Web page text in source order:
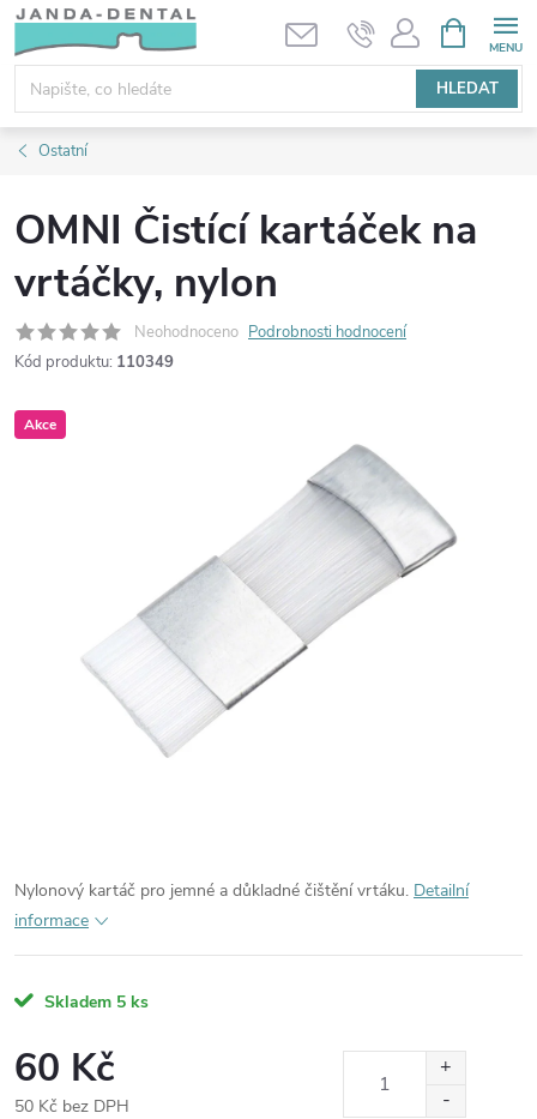
Přejít
obsah
HLEDAT
NÁKUPNÍ
KOŠÍK
Ostatní
OMNI Čistící kartáček na
vrtáčky, nylon
Neohodnoceno Podrobnosti hodnocení
Kód produktu: 110349
Akce
Nylonový kartáč pro jemné a důkladné čištění vrtáku. Detailní
informace
Skladem 5 ks
60 Kč
50 Kč bez DPH